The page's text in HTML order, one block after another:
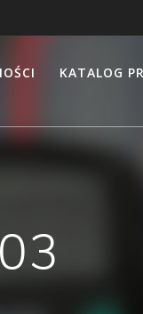
KATALOG